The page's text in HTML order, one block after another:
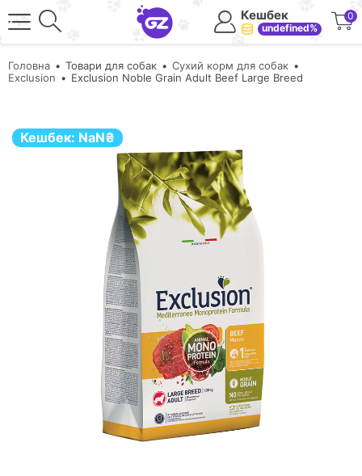
Кешбек
undefined%
0
Головна Товари для собак
Сухий корм для собак
Exclusion
Exclusion Noble Grain Adult Beef Large Breed
Кешбек: NaN₴